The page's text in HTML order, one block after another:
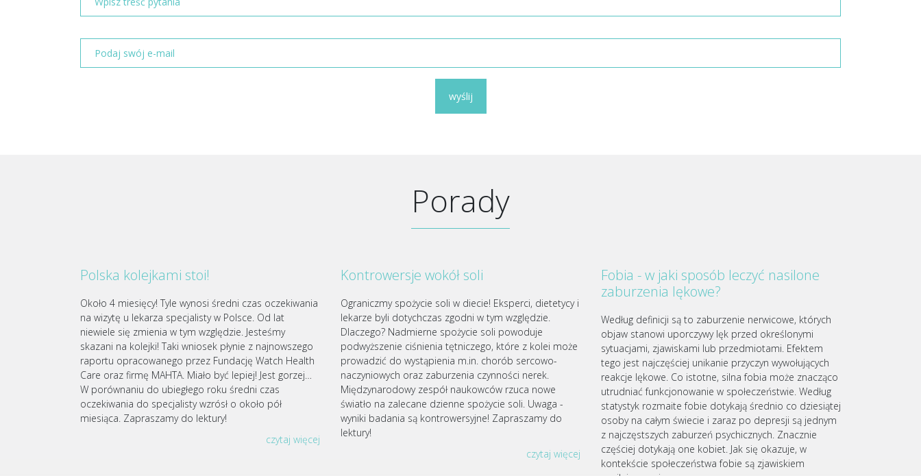
wyślij
Porady
Polska kolejkami stoi!
Około 4 miesięcy! Tyle wynosi średni czas oczekiwania
na wizytę u lekarza specjalisty w Polsce. Od lat
niewiele się zmienia w tym względzie. Jesteśmy
skazani na kolejki! Taki wniosek płynie z najnowszego
raportu opracowanego przez Fundację Watch Health
Care oraz firmę MAHTA. Miało być lepiej! Jest gorzej…
W porównaniu do ubiegłego roku średni czas
oczekiwania do specjalisty wzrósł o około pół
miesiąca. Zapraszamy do lektury!
czytaj więcej
Kontrowersje wokół soli
Ograniczmy spożycie soli w diecie! Eksperci, dietetycy i
lekarze byli dotychczas zgodni w tym względzie.
Dlaczego? Nadmierne spożycie soli powoduje
podwyższenie ciśnienia tętniczego, które z kolei może
prowadzić do wystąpienia m.in. chorób sercowo-
naczyniowych oraz zaburzenia czynności nerek.
Międzynarodowy zespół naukowców rzuca nowe
światło na zalecane dzienne spożycie soli. Uwaga -
wyniki badania są kontrowersyjne! Zapraszamy do
lektury!
czytaj więcej
Fobia - w jaki sposób leczyć nasilone
zaburzenia lękowe?
Według definicji są to zaburzenie nerwicowe, których
objaw stanowi uporczywy lęk przed określonymi
sytuacjami, zjawiskami lub przedmiotami. Efektem
tego jest najczęściej unikanie przyczyn wywołujących
reakcje lękowe. Co istotne, silna fobia może znacząco
utrudniać funkcjonowanie w społeczeństwie. Według
statystyk rozmaite fobie dotykają średnio co dziesiątej
osoby na całym świecie i zaraz po depresji są jednym
z najczęstszych zaburzeń psychicznych. Znacznie
częściej dotykają one kobiet. Jak się okazuje, w
kontekście społeczeństwa fobie są zjawiskiem